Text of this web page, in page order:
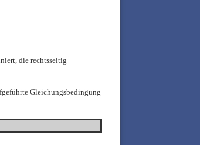
die rechtsseitig
Gleichungsbedingung